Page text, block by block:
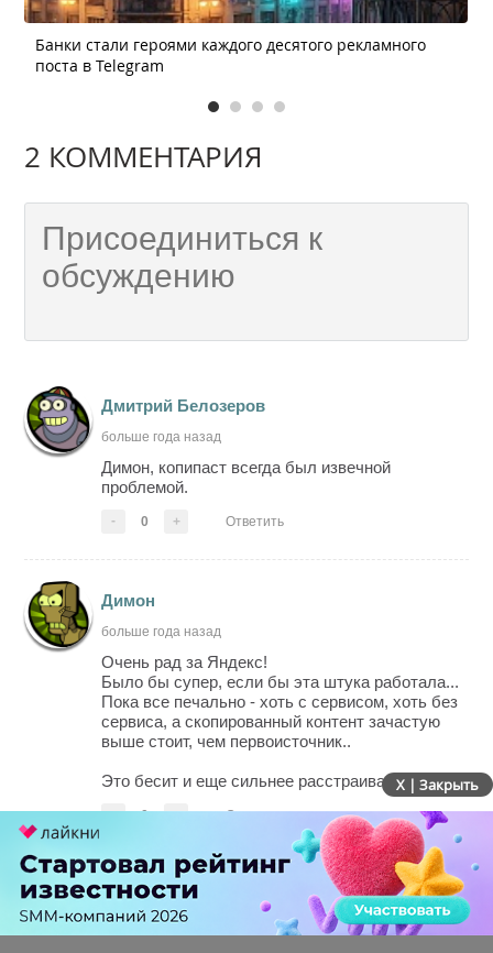
Банки стали героями каждого десятого рекламного
поста в Telegram
2 КОММЕНТАРИЯ
Дмитрий Белозеров
больше года назад
Димон, копипаст всегда был извечной
проблемой.
- 0 + Ответить
Димон
больше года назад
Очень рад за Яндекс!
Было бы супер, если бы эта штука работала...
Пока все печально - хоть с сервисом, хоть без
сервиса, а скопированный контент зачастую
выше стоит, чем первоисточник..
Это бесит и еще сильнее расстраивает.
- 0 + Ответить
X | Закрыть